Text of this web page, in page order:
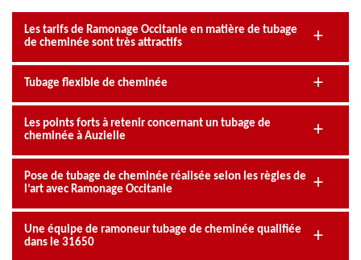
Les tarifs de Ramonage Occitanie en matière de tubage
de cheminée sont très attractifs
Tubage flexible de cheminée
Les points forts à retenir concernant un tubage de
cheminée à Auzielle
Pose de tubage de cheminée réalisée selon les règles de
l’art avec Ramonage Occitanie
Une équipe de ramoneur tubage de cheminée qualifiée
dans le 31650